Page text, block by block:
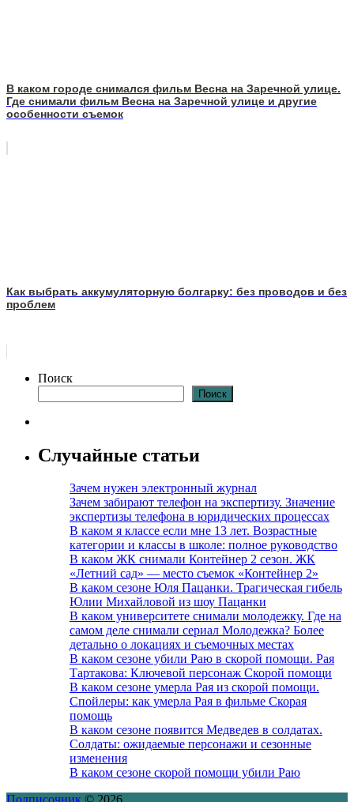
В каком городе снимался фильм Весна на Заречной улице.
Где снимали фильм Весна на Заречной улице и другие
особенности съемок
Как выбрать аккумуляторную болгарку: без проводов и без
проблем
Поиск
Поиск
Случайные статьи
Зачем нужен электронный журнал
Зачем забирают телефон на экспертизу. Значение
экспертизы телефона в юридических процессах
В каком я классе если мне 13 лет. Возрастные
категории и классы в школе: полное руководство
В каком ЖК снимали Контейнер 2 сезон. ЖК
«Летний сад» — место съемок «Контейнер 2»
В каком сезоне Юля Пацанки. Трагическая гибель
Юлии Михайловой из шоу Пацанки
В каком университете снимали молодежку. Где на
самом деле снимали сериал Молодежка? Более
детально о локациях и съемочных местах
В каком сезоне убили Раю в скорой помощи. Рая
Тартакова: Ключевой персонаж Скорой помощи
В каком сезоне умерла Рая из скорой помощи.
Спойлеры: как умерла Рая в фильме Скорая
помощь
В каком сезоне появится Медведев в солдатах.
Солдаты: ожидаемые персонажи и сезонные
изменения
В каком сезоне скорой помощи убили Раю